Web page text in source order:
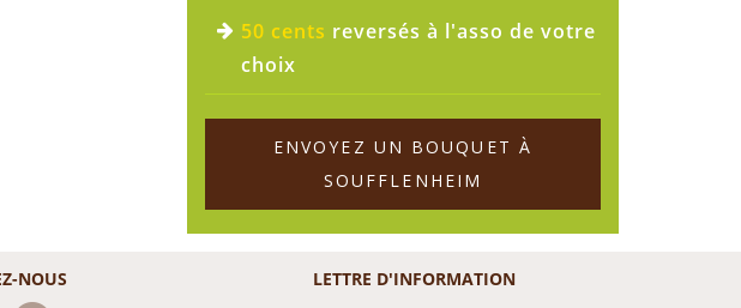
50 cents reversés à l'asso de votre
choix
ENVOYEZ UN BOUQUET À
SOUFFLENHEIM
NOUS LETTRE D'INFORMATION